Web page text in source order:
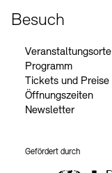
Besuch
Veranstaltungsorte
Programm
Tickets und Preise
Öffnungszeiten
Newsletter
Gefördert durch